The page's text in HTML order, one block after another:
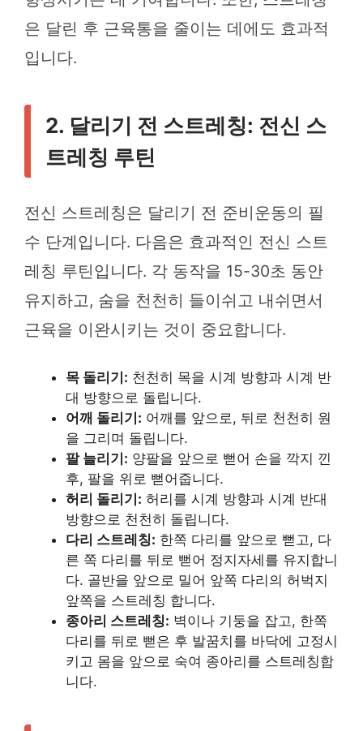
은 달린 후 근육통을 줄이는 데에도 효과적
입니다.
2. 달리기 전 스트레칭: 전신 스
트레칭 루틴
전신 스트레칭은 달리기 전 준비운동의 필
수 단계입니다. 다음은 효과적인 전신 스트
레칭 루틴입니다. 각 동작을 15-30초 동안
유지하고, 숨을 천천히 들이쉬고 내쉬면서
근육을 이완시키는 것이 중요합니다.
목 돌리기: 천천히 목을 시계 방향과 시계 반
대 방향으로 돌립니다.
어깨 돌리기: 어깨를 앞으로, 뒤로 천천히 원
을 그리며 돌립니다.
팔 늘리기: 양팔을 앞으로 뻗어 손을 깍지 낀
후, 팔을 위로 뻗어줍니다.
허리 돌리기: 허리를 시계 방향과 시계 반대
방향으로 천천히 돌립니다.
다리 스트레칭: 한쪽 다리를 앞으로 뻗고, 다
른 쪽 다리를 뒤로 뻗어 정지자세를 유지합니
다. 골반을 앞으로 밀어 앞쪽 다리의 허벅지
앞쪽을 스트레칭 합니다.
종아리 스트레칭: 벽이나 기둥을 잡고, 한쪽
다리를 뒤로 뻗은 후 발꿈치를 바닥에 고정시
키고 몸을 앞으로 숙여 종아리를 스트레칭합
니다.